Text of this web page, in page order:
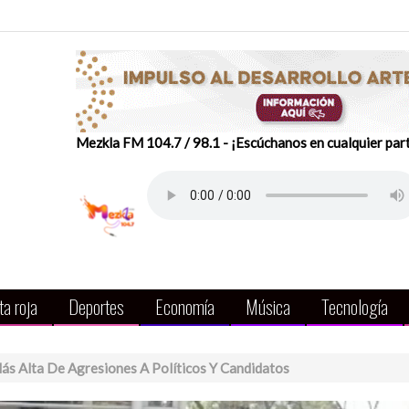
Mezkla FM 104.7 / 98.1 - ¡Escúchanos en cualquier
roja Deportes Economía Música Tecnología
Alta De Agresiones A Políticos Y Candidatos